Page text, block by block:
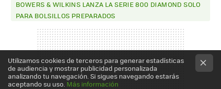
BOWERS & WILKINS LANZA LA SERIE 800 DIAMOND SOLO
PARA BOLSILLOS PREPARADOS
Utilizamos cookies de terceros para generar estadísticas
de audiencia y mostrar publicidad personalizada
analizando tu navegación. Si sigues navegando estarás
aceptando su uso. Más información